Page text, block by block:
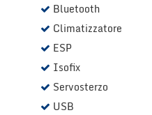
Bluetooth
Climatizzatore
ESP
Isofix
Servosterzo
USB